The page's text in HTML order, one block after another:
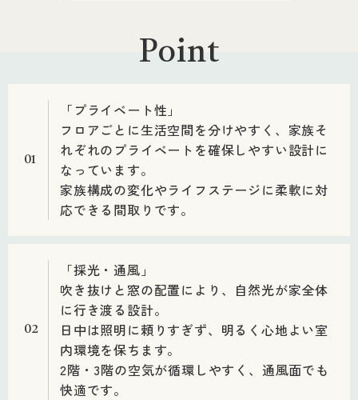
Point
01
「プライベート性」
フロアごとに生活空間を分けやすく、家族そ
れぞれのプライベートを確保しやすい設計に
なっています。
家族構成の変化やライフステージに柔軟に対
応できる間取りです。
02
「採光・通風」
吹き抜けと窓の配置により、自然光が家全体
に行き渡る設計。
日中は照明に頼りすぎず、明るく心地よい室
内環境を保ちます。
2階・3階の空気が循環しやすく、通風面でも
快適です。